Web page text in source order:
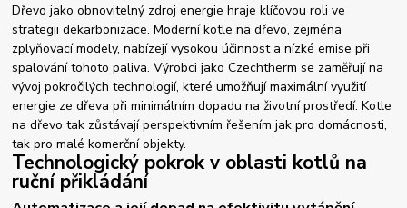
Dřevo jako obnovitelný zdroj energie hraje klíčovou roli ve
strategii dekarbonizace. Moderní kotle na dřevo, zejména
zplyňovací modely, nabízejí vysokou účinnost a nízké emise při
spalování tohoto paliva. Výrobci jako Czechtherm se zaměřují na
vývoj pokročilých technologií, které umožňují maximální využití
energie ze dřeva při minimálním dopadu na životní prostředí. Kotle
na dřevo tak zůstávají perspektivním řešením jak pro domácnosti,
tak pro malé komerční objekty.
Technologický pokrok v oblasti kotlů na
ruční přikládání